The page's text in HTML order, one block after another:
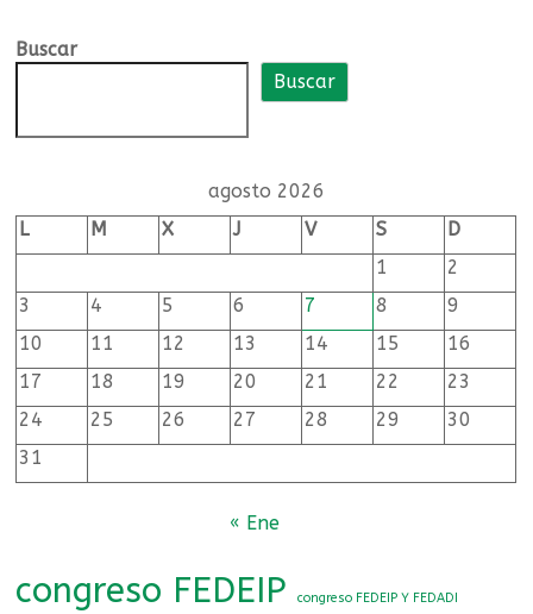
y
directivos
infantil
primaria
Buscar
Buscar
agosto 2026
L
M X J V S
D
1
2
3
4 5 6 7 8
9
10
11 12 13 14 15
16
17
18 19 20 21 22
23
24
25 26 27 28 29
30
31
« Ene
congreso FEDEIP
congreso FEDEIP Y FEDADI